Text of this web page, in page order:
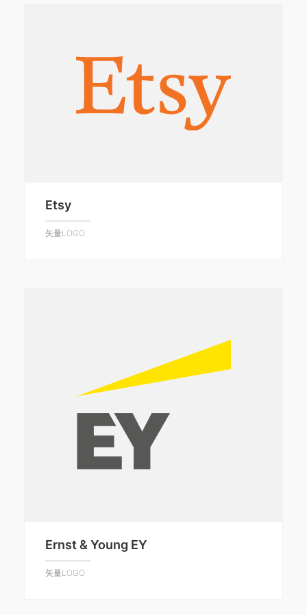
Etsy
矢量LOGO
Ernst & Young EY
矢量LOGO